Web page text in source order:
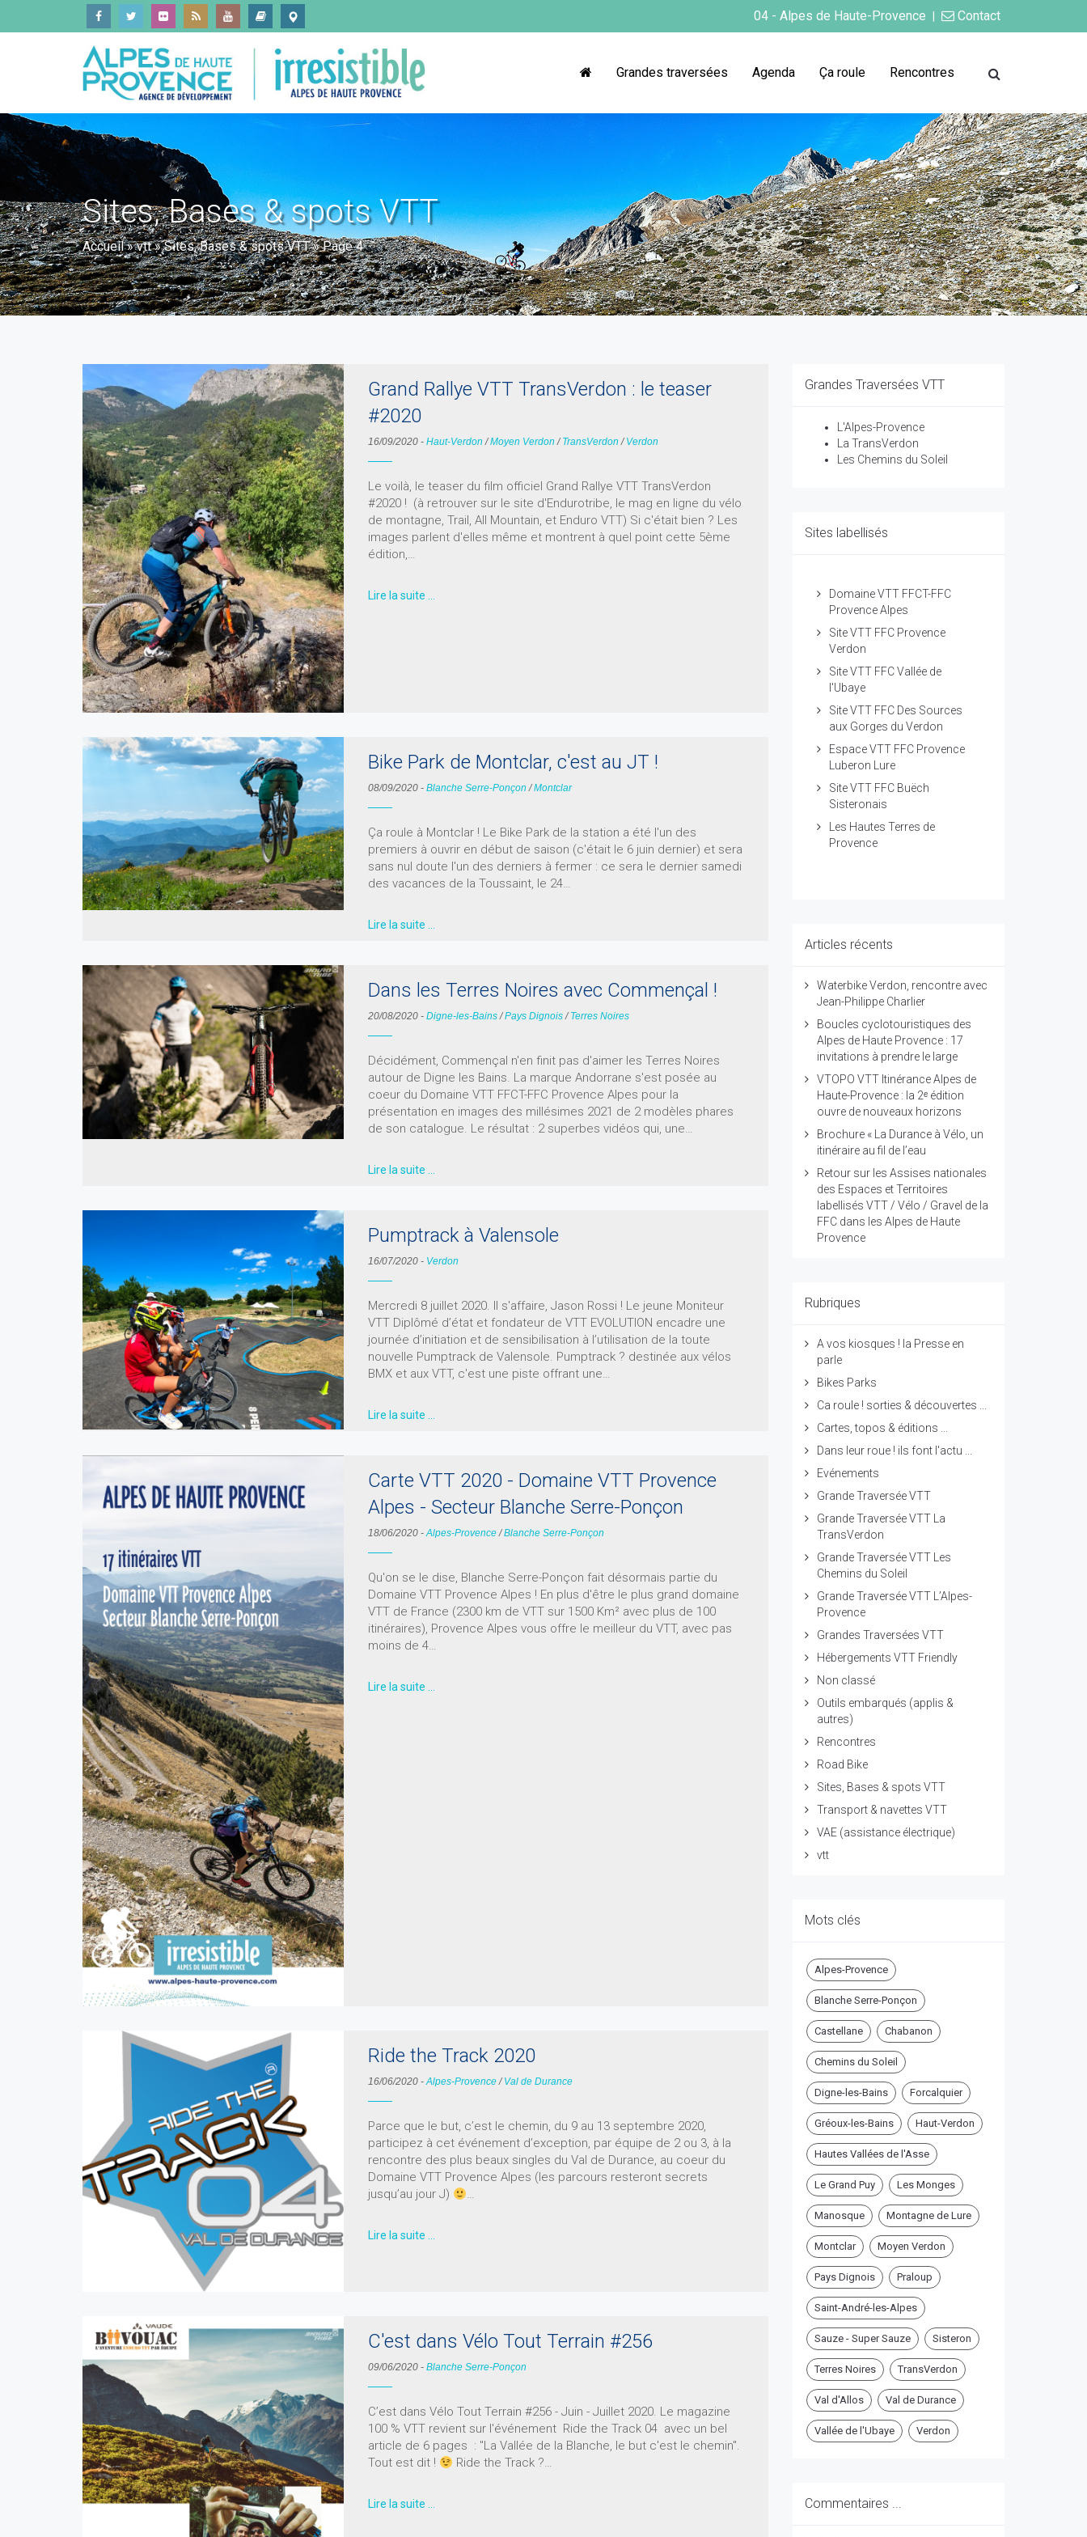
04 - Alpes de Haute-Provence Contact
Grandes traversées Agenda Ça roule Rencontres
Sites, Bases & spots VTT
Accueil»vtt»Sites, Bases & spots VTT»Page 4
Grand Rallye VTT TransVerdon : le teaser
#2020
16/09/2020 -Haut-Verdon /Moyen Verdon / TransVerdon / Verdon
Le voilà, le teaser du film officiel Grand Rallye VTT TransVerdon
#2020 ! (à retrouver sur le site d'Endurotribe, le mag en ligne du vélo
de montagne, Trail, All Mountain, et Enduro VTT) Si c'était bien ? Les
images parlent d'elles même et montrent à quel point cette 5ème
édition,…
Lire la suite …
Bike Park de Montclar, c'est au JT !
08/09/2020 -Blanche Serre-Ponçon /Montclar
Ça roule à Montclar ! Le Bike Park de la station a été l'un des
premiers à ouvrir en début de saison (c'était le 6 juin dernier) et sera
sans nul doute l'un des derniers à fermer : ce sera le dernier samedi
des vacances de la Toussaint, le 24…
Lire la suite …
Dans les Terres Noires avec Commençal !
20/08/2020 -Digne-les-Bains/Pays Dignois/ Terres Noires
Décidément, Commençal n'en finit pas d'aimer les Terres Noires
autour de Digne les Bains. La marque Andorrane s'est posée au
coeur du Domaine VTT FFCT-FFC Provence Alpes pour la
présentation en images des millésimes 2021 de 2 modèles phares
de son catalogue. Le résultat : 2 superbes vidéos qui, une…
Lire la suite …
Pumptrack à Valensole
16/07/2020 - Verdon
Mercredi 8 juillet 2020. Il s'affaire, Jason Rossi ! Le jeune Moniteur
VTT Diplômé d’état et fondateur de VTT EVOLUTION encadre une
journée d’initiation et de sensibilisation à l’utilisation de la toute
nouvelle Pumptrack de Valensole. Pumptrack ? destinée aux vélos
BMX et aux VTT, c'est une piste offrant une…
Lire la suite …
Carte VTT 2020 - Domaine VTT Provence
Alpes - Secteur Blanche Serre-Ponçon
18/06/2020 -Alpes-Provence/Blanche Serre-Ponçon
Qu'on se le dise, Blanche Serre-Ponçon fait désormais partie du
Domaine VTT Provence Alpes ! En plus d'être le plus grand domaine
VTT de France (2300 km de VTT sur 1500 Km² avec plus de 100
itinéraires), Provence Alpes vous offre le meilleur du VTT, avec pas
moins de 4…
Lire la suite …
Ride the Track 2020
16/06/2020 -Alpes-Provence/ Val de Durance
Parce que le but, c’est le chemin, du 9 au 13 septembre 2020,
participez à cet événement d’exception, par équipe de 2 ou 3, à la
rencontre des plus beaux singles du Val de Durance, au coeur du
Domaine VTT Provence Alpes (les parcours resteront secrets
jusqu’au jour J)
…
Lire la suite …
C'est dans Vélo Tout Terrain #256
09/06/2020 -Blanche Serre-Ponçon
C’est dans Vélo Tout Terrain #256 - Juin - Juillet 2020. Le magazine
100 % VTT revient sur l'événement Ride the Track 04 avec un bel
article de 6 pages : "La Vallée de la Blanche, le but c'est le chemin".
Tout est dit !
Ride the Track ?…
Lire la suite …
Grandes Traversées VTT
L'Alpes-Provence
La TransVerdon
Les Chemins du Soleil
Sites labellisés
Domaine VTT FFCT-FFC
Provence Alpes
Site VTT FFC Provence
Verdon
Site VTT FFC Vallée de
l'Ubaye
Site VTT FFC Des Sources
aux Gorges du Verdon
Espace VTT FFC Provence
Luberon Lure
Site VTT FFC Buëch
Sisteronais
Les Hautes Terres de
Provence
Articles récents
Waterbike Verdon, rencontre avec
Jean-Philippe Charlier
Boucles cyclotouristiques des
Alpes de Haute Provence : 17
invitations à prendre le large
VTOPO VTT Itinérance Alpes de
Haute-Provence : la 2ᵉ édition
ouvre de nouveaux horizons
Brochure « La Durance à Vélo, un
itinéraire au fil de l’eau
Retour sur les Assises nationales
des Espaces et Territoires
labellisés VTT / Vélo / Gravel de la
FFC dans les Alpes de Haute
Provence
Rubriques
A vos kiosques ! la Presse en
parle
Bikes Parks
Ca roule ! sorties & découvertes ...
Cartes, topos & éditions ...
Dans leur roue ! ils font l'actu ...
Evénements
Grande Traversée VTT
Grande Traversée VTT La
TransVerdon
Grande Traversée VTT Les
Chemins du Soleil
Grande Traversée VTT L’Alpes-
Provence
Grandes Traversées VTT
Hébergements VTT Friendly
Non classé
Outils embarqués (applis &
autres)
Rencontres
Road Bike
Sites, Bases & spots VTT
Transport & navettes VTT
VAE (assistance électrique)
vtt
Mots clés
Alpes-Provence
Blanche Serre-Ponçon
Castellane Chabanon
Chemins du Soleil
Digne-les-Bains Forcalquier
Gréoux-les-Bains Haut-Verdon
Hautes Vallées de l'Asse
Le Grand Puy Les Monges
Manosque Montagne de Lure
Montclar Moyen Verdon
Pays Dignois Praloup
Saint-André-les-Alpes
Sauze - Super Sauze Sisteron
Terres Noires TransVerdon
Val d'Allos Val de Durance
Vallée de l'Ubaye Verdon
Commentaires ...